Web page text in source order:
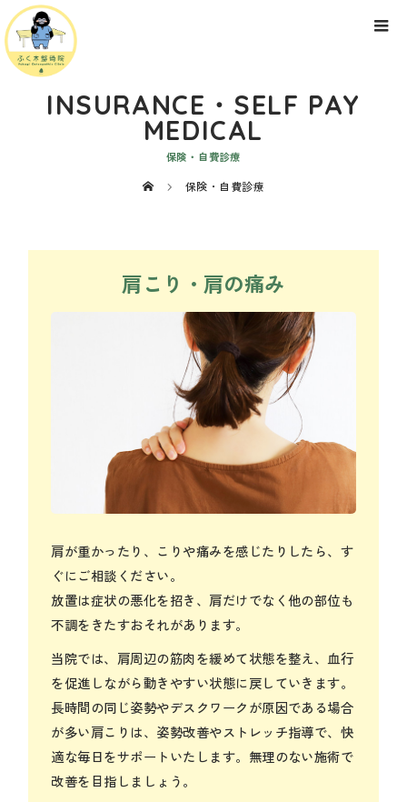
INSURANCE・SELF PAY
MEDICAL
保険・自費診療
保険・自費診療
肩こり・肩の痛み
肩が重かったり、こりや痛みを感じたりしたら、す
ぐにご相談ください。
放置は症状の悪化を招き、肩だけでなく他の部位も
不調をきたすおそれがあります。
当院では、肩周辺の筋肉を緩めて状態を整え、血行
を促進しながら動きやすい状態に戻していきます。
長時間の同じ姿勢やデスクワークが原因である場合
が多い肩こりは、姿勢改善やストレッチ指導で、快
適な毎日をサポートいたします。無理のない施術で
改善を目指しましょう。